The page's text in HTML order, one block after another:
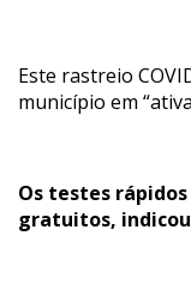
Este rastreio
município em
Os testes
gratuitos,